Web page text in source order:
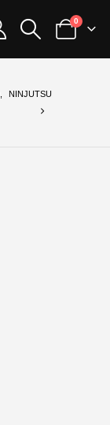
0
NINJUTSU